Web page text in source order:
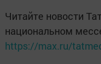
Читайте новости
национальном
https://max.ru/